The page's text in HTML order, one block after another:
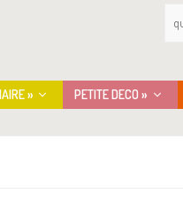
» PETITE DECO »